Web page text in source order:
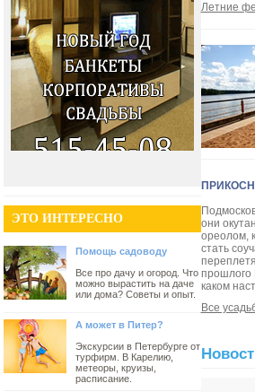
ЭТО ИНТЕРЕСНО
Помощь садоводу
Все про дачу и огород. Что
можно вырастить на даче
или дома? Советы и опыт.
А может в Питер?
Экскурсии в Петербурге от
турфирм. В Карелию,
метеоры, круизы,
расписание.
Летние
они
ореолом,
стать
прошлого
каком
Все